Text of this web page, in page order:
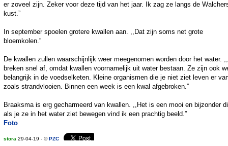
er zoveel zijn. Zeker voor deze tijd van het jaar. Ik zag ze langs de
kust.”
In september spoelen grotere kwallen aan. ,,Dat zijn soms net grote
bloemkolen.”
De kwallen zullen waarschijnlijk weer meegenomen worden door het water.
breken snel af, omdat kwallen voornamelijk uit water bestaan. Ze zijn ook
belangrijk in de voedselketen. Kleine organismen die je niet ziet leven er
zoals strandvlooien. Binnen een week is een kwal afgebroken.”
Braaksma is erg gecharmeerd van kwallen. ,,Het is een mooi en bijzonder
als je ze in het water ziet bewegen vind ik een prachtig beeld.”
Foto
stora 29-04-19 - ©PZC